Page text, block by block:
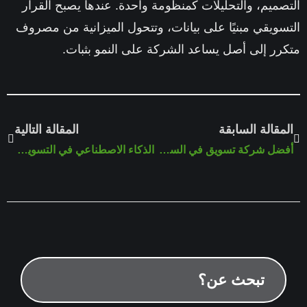
والتحليلات كمنظومة واحدة. عندها يصبح القرار
مبنيًا على بيانات، وتتحول الميزانية من مصروف
إلى أصل يساعد الشركة على النمو بثبات.
السابقة
أفضل شركة تسويق في السعودية 2026
المقالة التالية
الذكاء الاصطناعي في التسويق 2026 | تحسين الحملات